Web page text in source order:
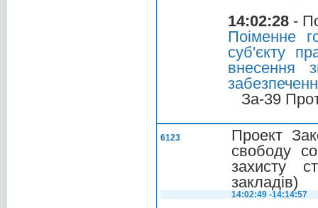
14:02:28 -
Поіменне
суб'єкту
внесення
За-39
6123
Проект
свободу
захисту
закладів)
14:02:49 -14:14:57